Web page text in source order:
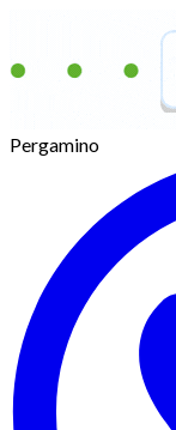
Pergamino